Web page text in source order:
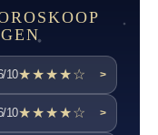
10★★★★☆ >
10★★★★☆ >